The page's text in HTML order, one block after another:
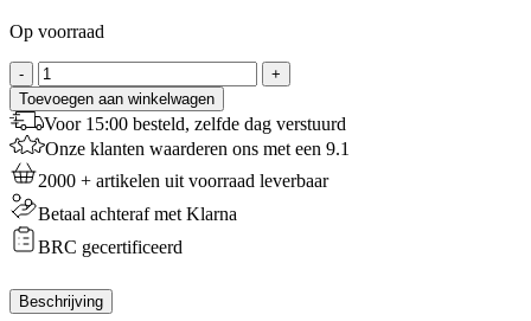
Op voorraad
-
Sprinkles
Love
-
500
g
aantal
+
Toevoegen aan winkelwagen
Voor 15:00 besteld, zelfde dag verstuurd
Onze klanten waarderen ons met een 9.1
2000 + artikelen uit voorraad leverbaar
Betaal achteraf met Klarna
BRC gecertificeerd
Beschrijving